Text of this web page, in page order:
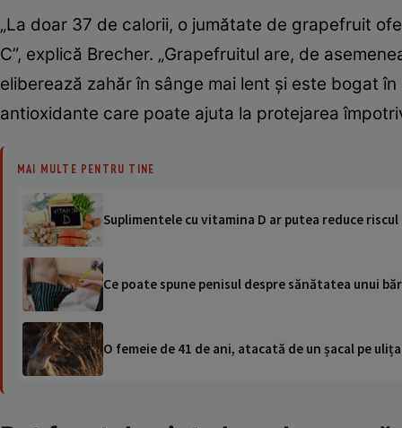
„La doar 37 de calorii, o jumătate de grapefruit
C”, explică Brecher. „Grapefruitul are, de
eliberează zahăr în sânge mai lent și este bogat
antioxidante care poate ajuta la protejarea
MAI MULTE PENTRU TINE
Suplimentele cu vitamina D ar putea reduce
Ce poate spune penisul despre sănătatea unui
O femeie de 41 de ani, atacată de un șacal pe